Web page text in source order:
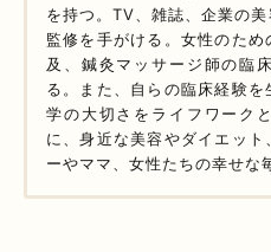
を持つ。TV、雑誌、企業の
監修を手がける。女性のた
及、鍼灸マッサージ師の臨
る。また、自らの臨床経験
学の大切さをライフワーク
に、身近な美容やダイエッ
ーやママ、女性たちの幸せな